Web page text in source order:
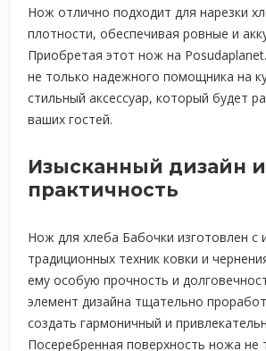
Нож отлично подходит для нарезки
плотности, обеспечивая ровные и
Приобретая этот нож на
не только надежного помощника на
стильный аксессуар, который будет
ваших гостей.
Изысканный дизайн и
практичность
Нож для хлеба Бабочки изготовлен с
традиционных техник ковки и
ему особую прочность и
элемент дизайна тщательно
создать гармоничный и
Посеребренная поверхность ножа не